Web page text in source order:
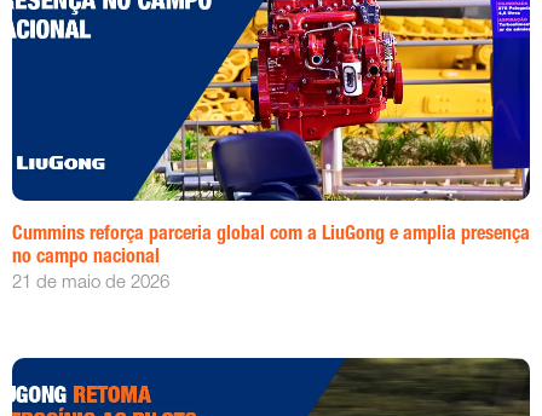
Cummins reforça parceria global com a LiuGong e amplia presença
no campo nacional
21 de maio de 2026